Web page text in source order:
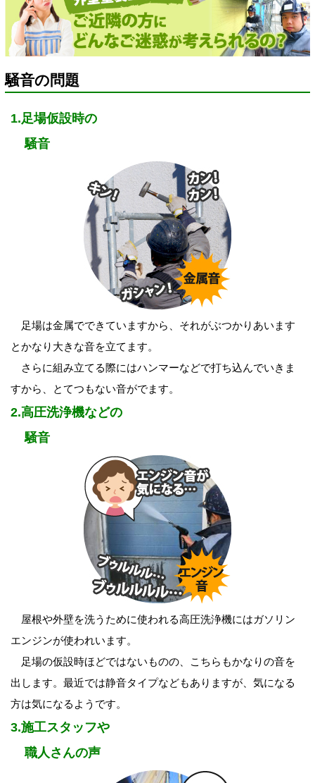
騒音の問題
1.足場仮設時の
騒音
足場は金属でできていますから、それがぶつかりあいます
とかなり大きな音を立てます。
さらに組み立てる際にはハンマーなどで打ち込んでいきま
すから、とてつもない音がでます。
2.高圧洗浄機などの
騒音
屋根や外壁を洗うために使われる高圧洗浄機にはガソリン
エンジンが使われいます。
足場の仮設時ほどではないものの、こちらもかなりの音を
出します。最近では静音タイプなどもありますが、気になる
方は気になるようです。
3.施工スタッフや
職人さんの声